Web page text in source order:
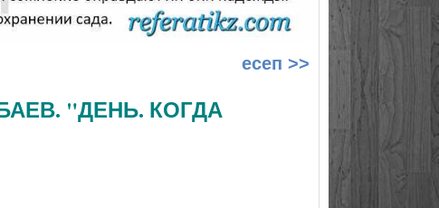
есеп >>
"ДЕНЬ. КОГДА